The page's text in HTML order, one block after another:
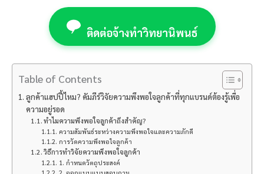
ติดต่อจ้างทำวิทยานิพนธ์
Table of Contents
ลูกค้าแฮปปี้ไหม? คัมภีร์วิจัยความพึงพอใจลูกค้าที่ทุกแบรนด์ต้องรู้เพื่อ
ความอยู่รอด
ทำไมความพึงพอใจลูกค้าถึงสำคัญ?
ความสัมพันธ์ระหว่างความพึงพอใจและความภักดี
การวัดความพึงพอใจลูกค้า
วิธีการทำวิจัยความพึงพอใจลูกค้า
1. กำหนดวัตถุประสงค์
2. ออกแบบแบบสอบถาม